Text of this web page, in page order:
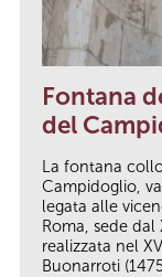
Fontana
del
La fontana
Campidoglio,
legata alle
Roma, sede
realizzata nel
Buonarroti